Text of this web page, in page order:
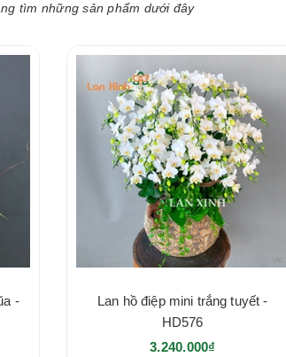
tìm những sản phẩm dưới đây
-
Lan hồ điệp mini trắng tuyết -
HD576
3.240.000₫